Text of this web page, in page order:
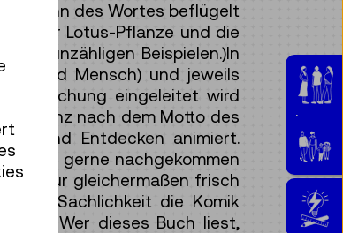
Sinn des Wortes beflügelt
der Lotus-Pflanze und die
von unzähligen Beispielen.)In
und Mensch) und jeweils
Forschung eingeleitet wird
ganz nach dem Motto des
und Entdecken animiert.
als gerne nachgekommen
Natur gleichermaßen frisch
und Sachlichkeit die Komik
Wer dieses Buch liest,